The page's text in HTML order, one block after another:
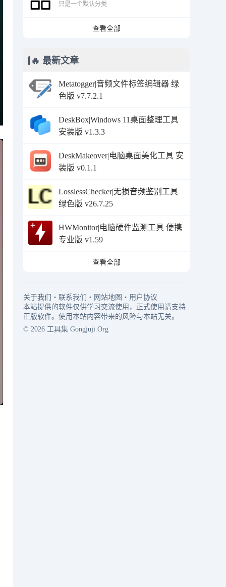
只是一个默认分类
查看全部
🔥 最新文章
Metatogger|音频文件标签编辑器 绿
色版 v7.7.2.1
DeskBox|Windows 11桌面整理工具
安装版 v1.3.3
DeskMakeover|电脑桌面美化工具 安
装版 v0.1.1
LosslessChecker|无损音频鉴别工具
绿色版 v26.7.25
HWMonitor|电脑硬件监测工具 便携
专业版 v1.59
查看全部
关于我们 ・ 联系我们 ・ 网站地图 ・ 用户协议
本站提供的软件仅供学习交流使用，正式使用请支持
正版软件。使用本站内容带来的风险与本站无关。
© 2026 工具集 Gongjuji.Org